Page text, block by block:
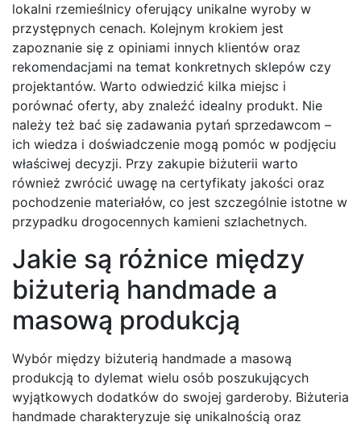
lokalni rzemieślnicy oferujący unikalne wyroby w
przystępnych cenach. Kolejnym krokiem jest
zapoznanie się z opiniami innych klientów oraz
rekomendacjami na temat konkretnych sklepów czy
projektantów. Warto odwiedzić kilka miejsc i
porównać oferty, aby znaleźć idealny produkt. Nie
należy też bać się zadawania pytań sprzedawcom –
ich wiedza i doświadczenie mogą pomóc w podjęciu
właściwej decyzji. Przy zakupie biżuterii warto
również zwrócić uwagę na certyfikaty jakości oraz
pochodzenie materiałów, co jest szczególnie istotne w
przypadku drogocennych kamieni szlachetnych.
Jakie są różnice między
biżuterią handmade a
masową produkcją
Wybór między biżuterią handmade a masową
produkcją to dylemat wielu osób poszukujących
wyjątkowych dodatków do swojej garderoby. Biżuteria
handmade charakteryzuje się unikalnością oraz